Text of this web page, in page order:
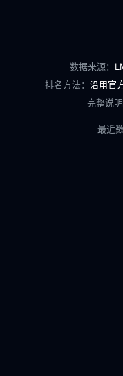
数据来源：
排名方法： 沿用官
完整说明
最近